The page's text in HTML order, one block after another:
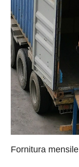
Fornitura mensile